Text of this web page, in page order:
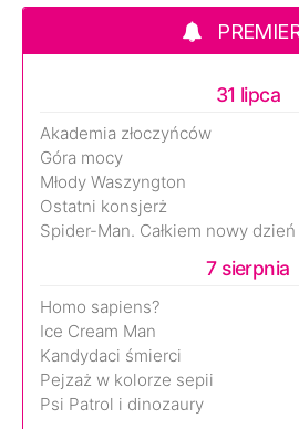
31 lipca
Akademia złoczyńców
Góra mocy
Młody Waszyngton
Ostatni konsjerż
Spider-Man. Całkiem nowy dzień
7 sierpnia
Homo sapiens?
Ice Cream Man
Kandydaci śmierci
Pejzaż w kolorze sepii
Psi Patrol i dinozaury